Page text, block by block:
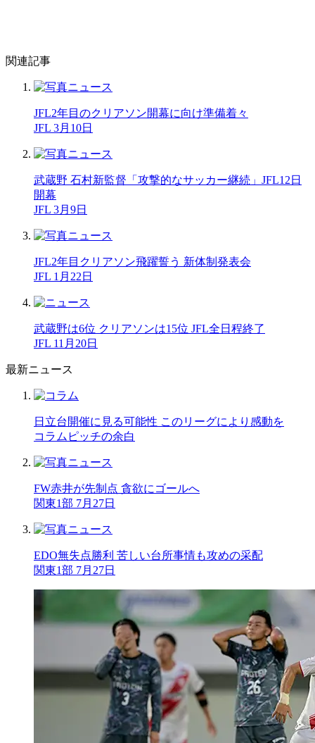
関連記事
JFL2年目のクリアソン開幕に向け準備着々
JFL 3月10日
武蔵野 石村新監督「攻撃的なサッカー継続」JFL12日
開幕
JFL 3月9日
JFL2年目クリアソン飛躍誓う 新体制発表会
JFL 1月22日
武蔵野は6位 クリアソンは15位 JFL全日程終了
JFL 11月20日
最新ニュース
日立台開催に見る可能性 このリーグにより感動を
コラム ピッチの余白
FW赤井が先制点 貪欲にゴールへ
関東1部 7月27日
EDO無失点勝利 苦しい台所事情も攻めの采配
関東1部 7月27日